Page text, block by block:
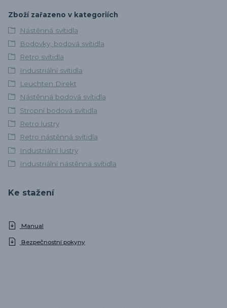
Zboží zařazeno v kategoriích
Nástěnná svítidla
Bodovky, bodová svítidla
Retro svítidla
Industriální svítidla
Leuchten Direkt
Nástěnná bodová svítidla
Stropní bodová svítidla
Retro lustry
Retro nástěnná svítidla
Industriální lustry
Industriální nástěnná svítidla
Ke stažení
Manual
Bezpečnostní pokyny